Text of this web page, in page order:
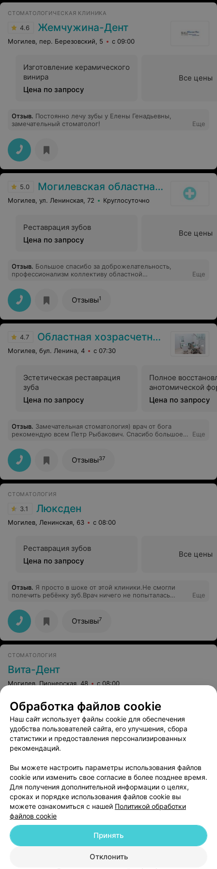
СТОМАТОЛОГИЧЕСКАЯ КЛИНИКА
4.6 Жемчужина-Дент
Могилев, пер. Березовский, 5 с 09:00
Изготовление керамического
винира
Цена по запросу
Все цены
Отзыв. Постоянно лечу зубы у Елены Генадьевны,
замечательный стоматолог!
Еще
5.0 Могилевская областная стоматологическая поликлиника
Могилев, ул. Ленинская, 72 Круглосуточно
Реставрация зубов
Цена по запросу
Все цены
Отзыв. Большое спасибо за доброжелательность,
профессионализм коллективу областной
с Ковалевской Аллой Васильевной, а также моим
лечащим врачам: врачу-стоматологу-терапевту
Прудниченко О.П. и врачу-стоматологу-ортопеду
Ильюшкину С.В., зав. лечебно-ортопедическим
отделением №1 Толпыго А.С. Здоровья Вам и
современных медицинских технологий!
Еще
Отзывы1
4.7 Областная хозрасчетная стоматологическая поликлиника
Могилев, бул. Ленина, 4 с 07:30
Эстетическая реставрация
зуба
Цена по запросу
Полное
анотомической
Цена по запросу
Отзыв. Замечательная стоматология) врач от бога
рекомендую всем Петр Рыбакович. Спасибо большое
Еще
Отзывы37
СТОМАТОЛОГИЯ
3.1 Люксден
Могилев, Ленинская, 63 с 08:00
Реставрация зубов
Цена по запросу
Все цены
Отзыв. Я просто в шоке от этой клиники.Не смогли
полечить ребёнку зуб.Врач ничего не попыталась
тратьте время,не идите сюда.Просто ужас!!!
Еще
Отзывы7
СТОМАТОЛОГИЯ
Вита-Дент
Могилев, Пионерская, 48 с 08:00
Реставрация зубов
Цена по запросу
Добавить компанию
Обработка файлов cookie
Наш сайт использует файлы cookie для обеспечения
удобства пользователей сайта, его улучшения, сбора
статистики и предоставления персонализированных
рекомендаций.
Вы можете настроить параметры использования файлов
cookie или изменить свое согласие в более позднее время.
Для получения дополнительной информации о целях,
сроках и порядке использования файлов cookie вы
можете ознакомиться с нашей Политикой обработки
файлов cookie
Отклонить
Принять